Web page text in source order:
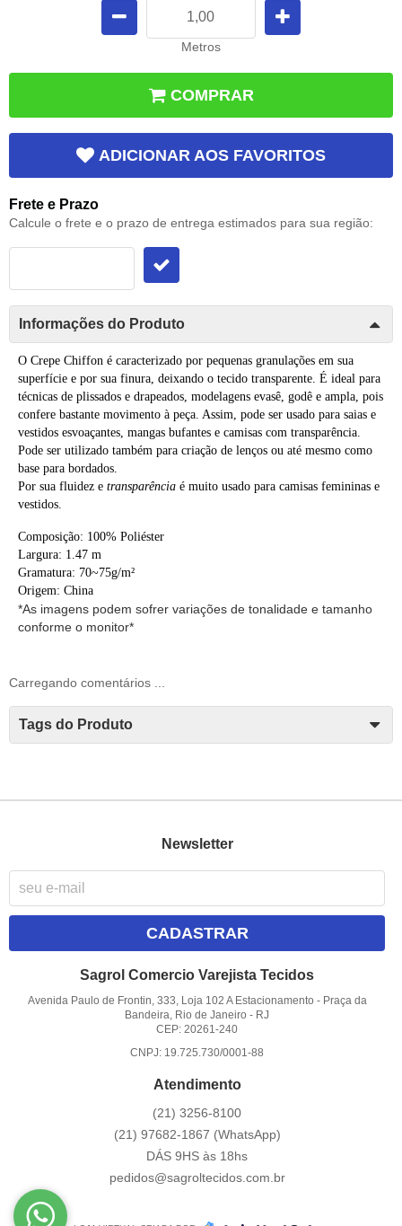
Metros
COMPRAR
ADICIONAR AOS FAVORITOS
Frete e Prazo
Calcule o frete e o prazo de entrega estimados para sua região:
Informações do Produto
O Crepe Chiffon é caracterizado por pequenas granulações em sua
superfície e por sua finura, deixando o tecido transparente. É ideal para
técnicas de plissados e drapeados, modelagens evasê, godê e ampla, pois
confere bastante movimento à peça. Assim, pode ser usado para saias e
vestidos esvoaçantes, mangas bufantes e camisas com transparência.
Pode ser utilizado também para criação de lenços ou até mesmo como
base para bordados.
Por sua fluidez e transparência é muito usado para camisas femininas e
vestidos.
Composição: 100% Poliéster
Largura: 1.47 m
Gramatura: 70~75g/m²
Origem: China
*As imagens podem sofrer variações de tonalidade e tamanho
conforme o monitor*
Carregando comentários ...
Tags do Produto
Newsletter
CADASTRAR
Sagrol Comercio Varejista Tecidos
Avenida Paulo de Frontin, 333, Loja 102 A Estacionamento - Praça da
Bandeira, Rio de Janeiro - RJ
CEP: 20261-240
CNPJ: 19.725.730/0001-88
Atendimento
(21) 3256-8100
(21) 97682-1867 (WhatsApp)
DÁS 9HS às 18hs
pedidos@sagroltecidos.com.br